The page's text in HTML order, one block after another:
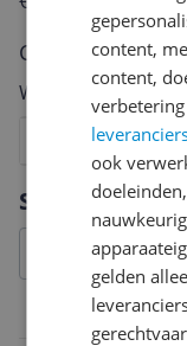
Specificaties
Cijfer
Welk cijfer geef jij
3
2
content,
content,
ook
gelden